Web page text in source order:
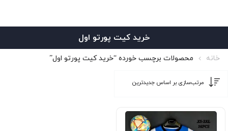
خرید کیت پورتو اول
خانه محصولات برچسب خورده “خرید کیت پورتو اول”